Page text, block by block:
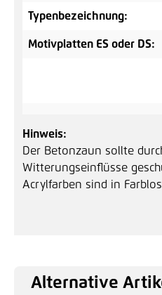
Typenbezeichnung:
Motivplatten ES oder DS:
Hinweis:
Der Betonzaun sollte
Witterungseinflüsse
Acrylfarben sind in
Alternative